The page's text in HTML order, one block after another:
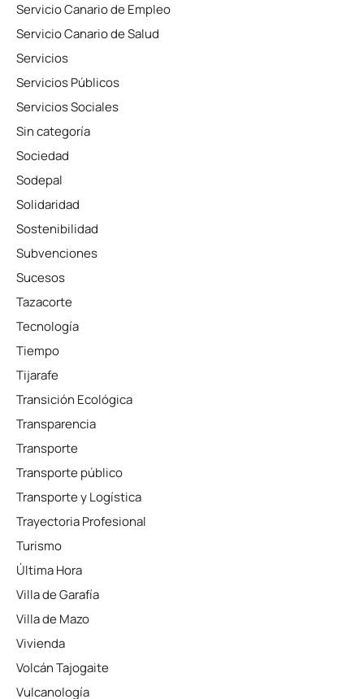
Servicio Canario de Empleo
Servicio Canario de Salud
Servicios
Servicios Públicos
Servicios Sociales
Sin categoría
Sociedad
Sodepal
Solidaridad
Sostenibilidad
Subvenciones
Sucesos
Tazacorte
Tecnología
Tiempo
Tijarafe
Transición Ecológica
Transparencia
Transporte
Transporte público
Transporte y Logística
Trayectoria Profesional
Turismo
Última Hora
Villa de Garafía
Villa de Mazo
Vivienda
Volcán Tajogaite
Vulcanología